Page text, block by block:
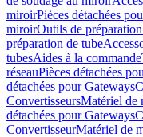
miroirPièces détachées
miroirOutils de
préparation de tube
tubesAides à la commande
réseauPièces détachées
détachées pour Gateways
ConvertisseursMatériel de
détachées pour Gateways
ConvertisseurMatériel de